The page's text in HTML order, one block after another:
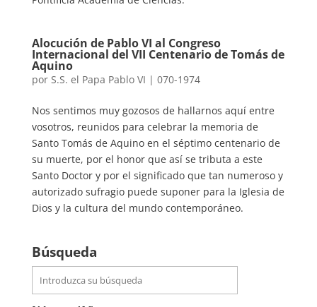
Alocución de Pablo VI al Congreso
Internacional del VII Centenario de Tomás de
Aquino
por S.S. el Papa Pablo VI | 070-1974
Nos sentimos muy gozosos de hallarnos aquí entre
vosotros, reunidos para celebrar la memoria de
Santo Tomás de Aquino en el séptimo centenario de
su muerte, por el honor que así se tributa a este
Santo Doctor y por el significado que tan numeroso y
autorizado sufragio puede suponer para la Iglesia de
Dios y la cultura del mundo contemporáneo.
Búsqueda